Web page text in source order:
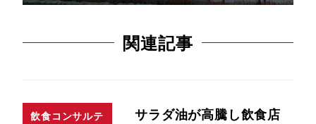
関連記事
飲食コンサルテ
サラダ油が高騰し飲食店